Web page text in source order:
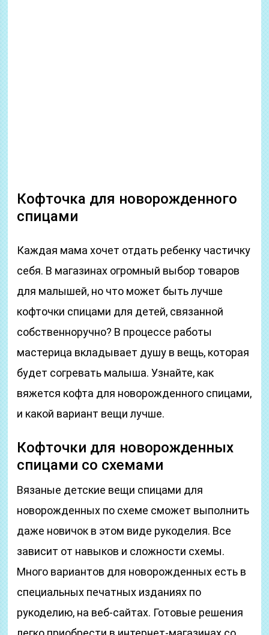
Кофточка для новорожденного
спицами
Каждая мама хочет отдать ребенку частичку
себя. В магазинах огромный выбор товаров
для малышей, но что может быть лучше
кофточки спицами для детей, связанной
собственноручно? В процессе работы
мастерица вкладывает душу в вещь, которая
будет согревать малыша. Узнайте, как
вяжется кофта для новорожденного спицами,
и какой вариант вещи лучше.
Кофточки для новорожденных
спицами со схемами
Вязаные детские вещи спицами для
новорожденных по схеме сможет выполнить
даже новичок в этом виде рукоделия. Все
зависит от навыков и сложности схемы.
Много вариантов для новорожденных есть в
специальных печатных изданиях по
рукоделию, на веб-сайтах. Готовые решения